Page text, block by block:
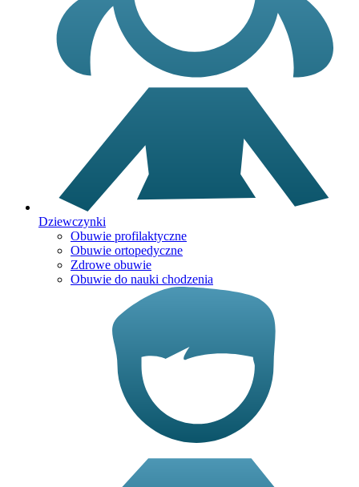
Dziewczynki
Obuwie profilaktyczne
Obuwie ortopedyczne
Zdrowe obuwie
Obuwie do nauki chodzenia